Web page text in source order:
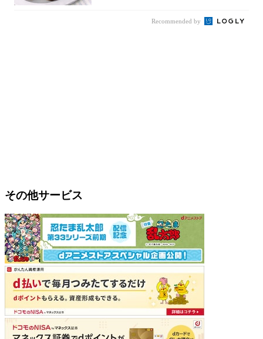
Recommended by
その他サービス